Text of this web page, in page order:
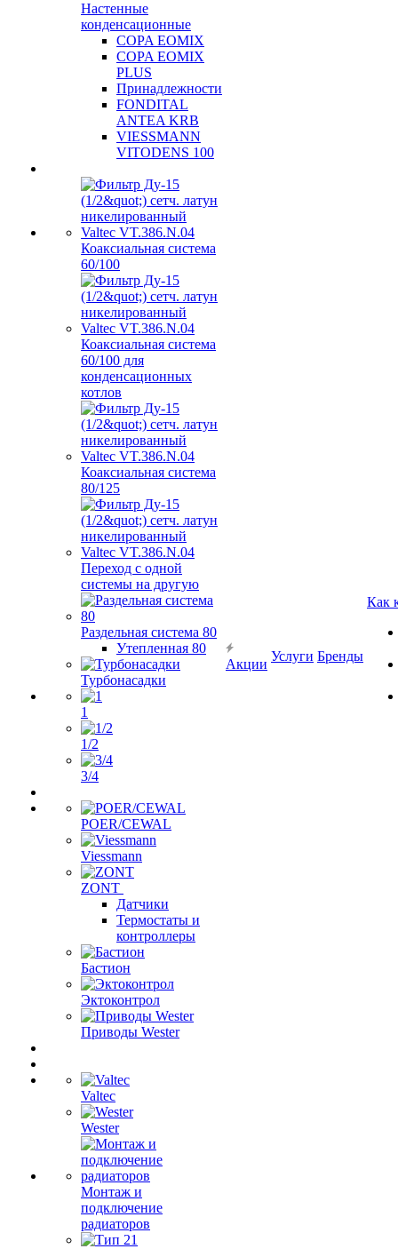
Настенные
конденсационные
COPA EOMIX
COPA EOMIX
PLUS
Принадлежности
FONDITAL
ANTEA KRB
VIESSMANN
VITODENS 100
Коаксиальная система
60/100
Коаксиальная система
60/100 для
конденсационных
котлов
Коаксиальная система
80/125
Переход с одной
системы на другую
Раздельная система 80
Утепленная 80
Турбонасадки
1
1/2
3/4
POER/CEWAL
Viessmann
ZONT
Датчики
Термостаты и
контроллеры
Бастион
Эктоконтрол
Приводы Wester
Valtec
Wester
Монтаж и
подключение
радиаторов
Акции
Услуги Бренды
Как